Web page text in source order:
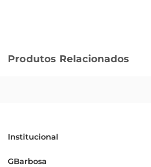
Cage Free significa escolher um
Versatilidade na Cozinha
podem ser utilizados em diversas
Produtos Relacionados
Institucional
GBarbosa